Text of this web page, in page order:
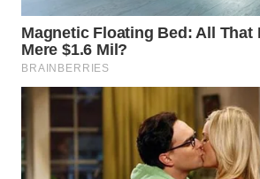
WN
TANGERANG
BINJAI